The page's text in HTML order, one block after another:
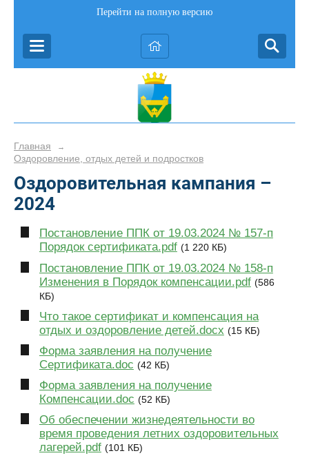
Перейти на полную версию
Главная →
Оздоровление, отдых детей и подростков
Оздоровительная кампания –
2024
Постановление ППК от 19.03.2024 № 157-п
Порядок сертификата.pdf (1 220 КБ)
Постановление ППК от 19.03.2024 № 158-п
Изменения в Порядок компенсации.pdf (586
КБ)
Что такое сертификат и компенсация на
отдых и оздоровление детей.docx (15 КБ)
Форма заявления на получение
Сертификата.doc (42 КБ)
Форма заявления на получение
Компенсации.doc (52 КБ)
Об обеспечении жизнедеятельности во
время проведения летних оздоровительных
лагерей.pdf (101 КБ)